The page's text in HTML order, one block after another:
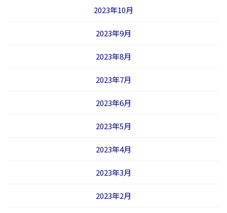
2023年10月
2023年9月
2023年8月
2023年7月
2023年6月
2023年5月
2023年4月
2023年3月
2023年2月